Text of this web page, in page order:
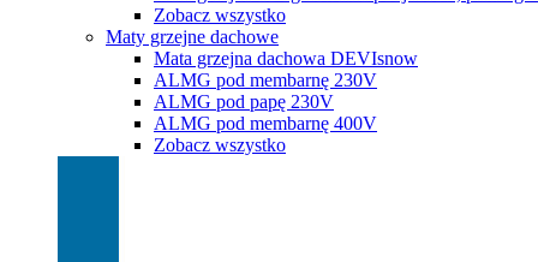
Zobacz wszystko
Maty grzejne dachowe
Mata grzejna dachowa DEVIsnow
ALMG pod membarnę 230V
ALMG pod papę 230V
ALMG pod membarnę 400V
Zobacz wszystko